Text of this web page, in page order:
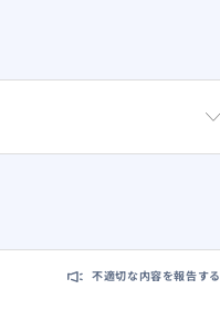
不適切な内容を報告する